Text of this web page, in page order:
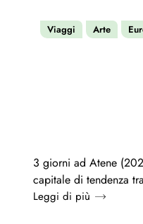
Viaggi Arte
3 giorni ad Atene
capitale di tendenza
Leggi di più